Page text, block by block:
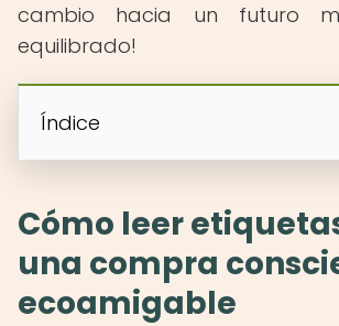
cambio hacia un futuro
equilibrado!
Índice
Cómo leer
una compra
ecoamigable